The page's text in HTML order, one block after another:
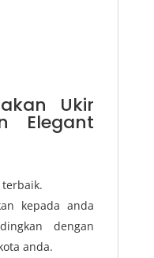
Ukir
Elegant
kepada anda
dengan
anda.